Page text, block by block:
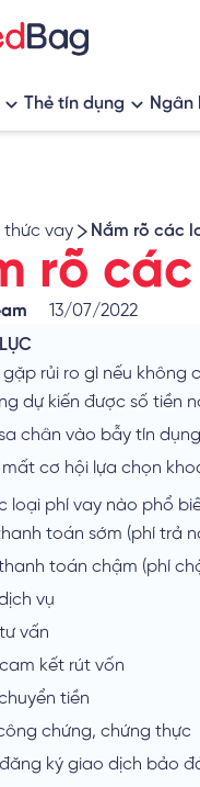
vay vốn kinh doanh
Thẻ tín dụng
Thẻ tín dụng tích
Thẻ tín dụng rút tiền
Ngân
thức vay Nắm rõ các
rõ
13/07/2022
gặp rủi ro gì nếu không
dự kiến được số tiền
chân vào bẫy tín
cơ hội lựa chọn
loại phí vay nào phổ
toán sớm (phí trả
thanh toán chậm (phí
vụ
vấn
cam kết rút vốn
tiền
chứng, chứng thực
đăng ký giao dịch bảo